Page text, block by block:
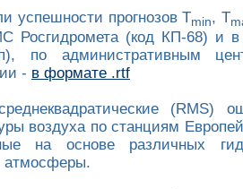
успешности прогнозов Tmin, T
Росгидромета (код КП-68) и в
по административным
- в формате .rtf
(RMS)
воздуха по станциям
на основе различных
атмосферы.